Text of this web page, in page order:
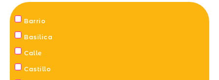
Barrio
Basilica
Calle
Castillo